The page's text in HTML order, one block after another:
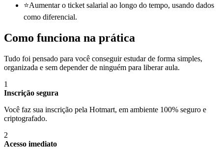
⭐Aumentar o ticket salarial ao longo do tempo, usando dados
como diferencial.
Como funciona na prática
Tudo foi pensado para você conseguir estudar de forma simples,
organizada e sem depender de ninguém para liberar aula.
1
Inscrição segura
Você faz sua inscrição pela Hotmart, em ambiente 100% seguro e
criptografado.
2
Acesso imediato